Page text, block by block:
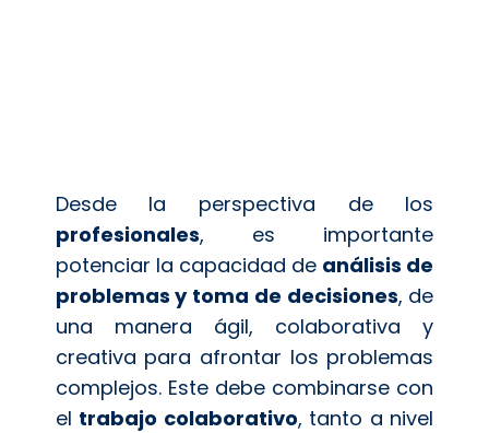
Desde la perspectiva de los
profesionales, es importante
potenciar la capacidad de análisis de
problemas y toma de decisiones, de
una manera ágil, colaborativa y
creativa para afrontar los problemas
complejos. Este debe combinarse con
el trabajo colaborativo, tanto a nivel